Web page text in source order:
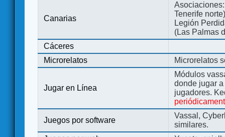
Canarias
Tenerife
Legión
(Las Palmas
Cáceres
Microrelatos
Microrelatos
Jugar en Línea
Módulos
donde jugar
jugadores.
Juegos por software
Vassal,
similares.